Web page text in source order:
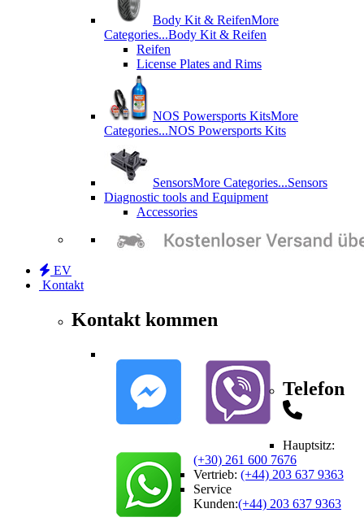
Body Kit & ReifenMore
Categories...Body Kit & Reifen
Reifen
License Plates and Rims
NOS Powersports KitsMore
Categories...NOS Powersports Kits
SensorsMore Categories...Sensors
Diagnostic tools and Equipment
Accessories
EV
Kontakt
Kontakt kommen
Telefon
Hauptsitz:
(+30) 261 600 7676
Vertrieb: (+44) 203 637 9363
Service
Kunden:(+44) 203 637 9363